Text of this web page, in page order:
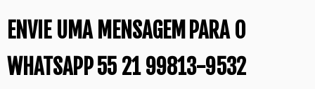
ENVIE UMA MENSAGEM PARA O
WHATSAPP55 21 99813-9532